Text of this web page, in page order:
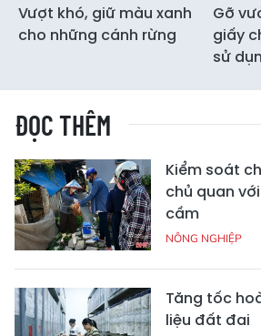
Vượt khó, giữ màu xanh
cho những cánh rừng
Gỡ
giấy
sử
ĐỌC THÊM
Kiểm soát
chủ quan
cầm
NÔNG NGHIỆP
Tăng tốc
liệu đất đai